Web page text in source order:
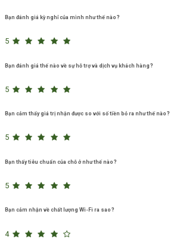
Bạn đánh giá kỳ nghỉ của mình như thế nào?
5
Bạn đánh giá thế nào về sự hỗ trợ và dịch vụ khách hàng?
5
Bạn cảm thấy giá trị nhận được so với số tiền bỏ ra như thế nào?
5
Bạn thấy tiêu chuẩn của chỗ ở như thế nào?
5
Bạn cảm nhận về chất lượng Wi-Fi ra sao?
4